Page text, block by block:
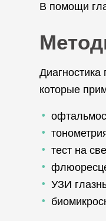
В помощи
которые
тест на
УЗИ